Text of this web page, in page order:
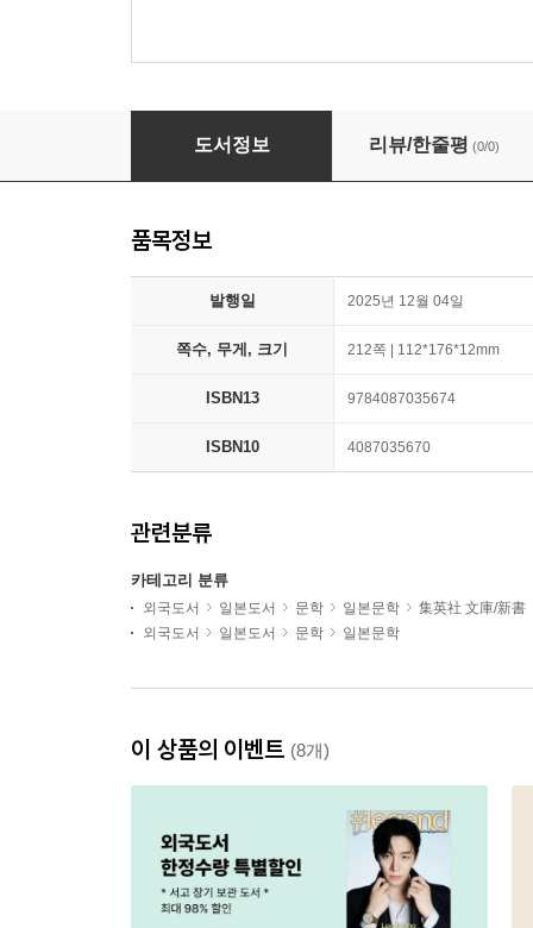
アオのハコ Interlude
도서정보 리뷰/한줄평 (0/0)
품목정보
발행일 2025년 12월 04일
쪽수, 무게, 크기 212쪽 | 112*176*12mm
ISBN13 9784087035674
ISBN10 4087035670
관련분류
카테고리 분류
외국도서 일본도서 문학 일본문학
集英社 文庫/新書
외국도서
일본도서 문학 일본문학
이 상품의 이벤트 (8개)